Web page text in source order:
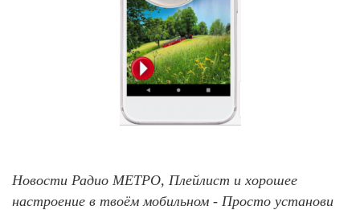
Новости Радио МЕТРО, Плейлист и хорошее
настроение в твоём мобильном - Просто установи